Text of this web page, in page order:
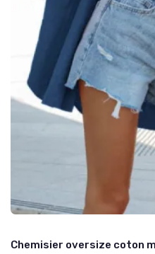
Chemisier oversize coton